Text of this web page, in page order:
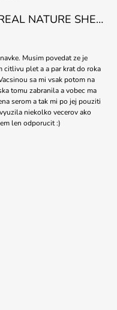
Nature Republic - REAL NATURE SHEET MASK TEA TREE 23ml
Musim povedat ze je
citlivu plet a a par krat do roka
sa mi vsak potom na
tomu zabranila a vobec ma
serom a tak mi po jej pouziti
niekolko vecerov ako
len odporucit :)